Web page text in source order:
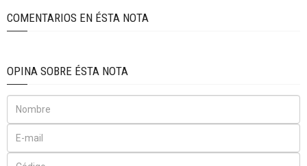
COMENTARIOS EN ÉSTA NOTA
OPINA SOBRE ÉSTA NOTA